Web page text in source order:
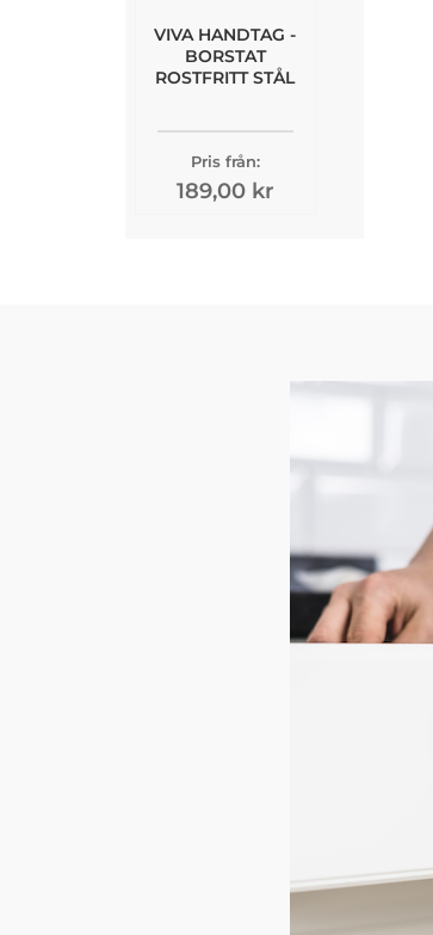
VIVA HANDTAG -
BORSTAT
ROSTFRITT STÅL
Pris från:
189,00 kr